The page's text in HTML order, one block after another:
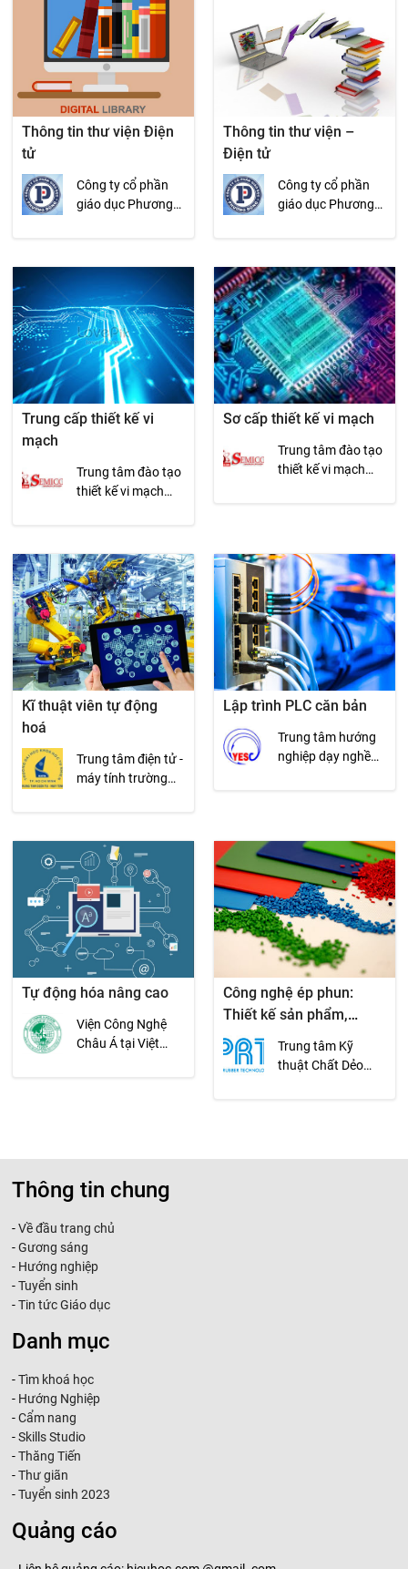
Thông tin thư viện Điện
tử
Công ty cổ phần
giáo dục Phương
Thông tin thư viện –
Điện tử
Công ty cổ phần
giáo dục Phương
Trung cấp thiết kế vi
mạch
Trung tâm đào tạo
thiết kế vi mạch
Sơ cấp thiết kế vi mạch
Trung tâm đào tạo
thiết kế vi mạch
Kĩ thuật viên tự động
hoá
Trung tâm điện tử -
máy tính trường
Lập trình PLC căn bản
Trung tâm hướng
nghiệp dạy nghề
Tự động hóa nâng cao
Viện Công Nghệ
Châu Á tại Việt
Công nghệ ép phun:
Thiết kế sản phẩm,
Phương pháp cài đặt
thông số phù hợp với
Trung tâm Kỹ
thuật Chất Dẻo
Thông tin chung
-Về đầu trang chủ
-Gương sáng
- Hướng nghiệp
-Tuyển sinh
-Tin tức Giáo dục
Danh mục
-Tìm khoá học
- Hướng Nghiệp
-Cẩm nang
-Skills Studio
-Thăng Tiến
-Thư giãn
-Tuyển sinh 2023
Quảng cáo